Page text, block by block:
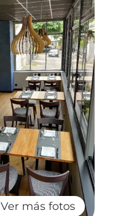
Ver más fotos